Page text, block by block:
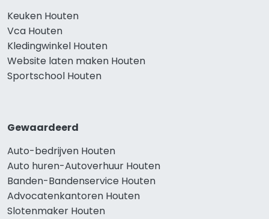
Keuken Houten
Vca Houten
Kledingwinkel Houten
Website laten maken Houten
Sportschool Houten
Gewaardeerd
Auto-bedrijven Houten
Auto huren-Autoverhuur Houten
Banden-Bandenservice Houten
Advocatenkantoren Houten
Slotenmaker Houten